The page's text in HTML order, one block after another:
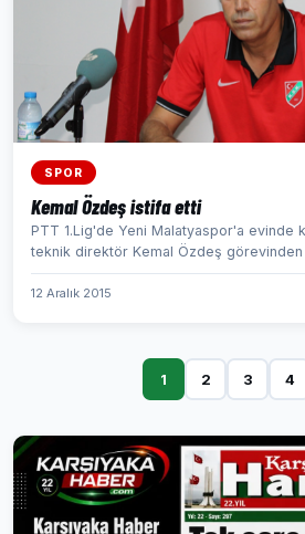
SPOR
Kemal Özdeş istifa etti
PTT 1.Lig'de Yeni Malatyaspor'a evinde
teknik direktör Kemal Özdeş görevinden
12 Aralık 2015
1 2 3 4